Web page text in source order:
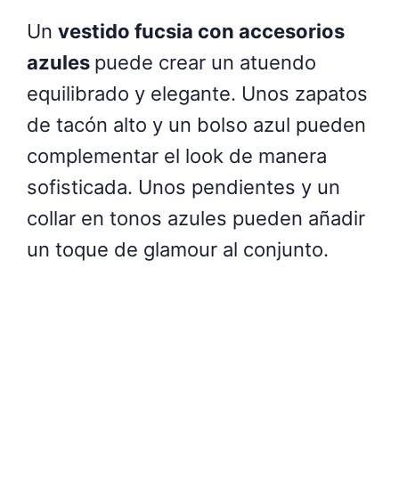
Un vestido fucsia con accesorios
azules puede crear un atuendo
equilibrado y elegante. Unos zapatos
de tacón alto y un bolso azul pueden
complementar el look de manera
sofisticada. Unos pendientes y un
collar en tonos azules pueden añadir
un toque de glamour al conjunto.